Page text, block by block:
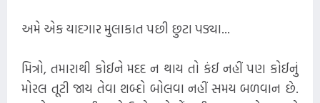
અમે એક યાદગાર મુલાકાત પછી છુટા પડ્યા...
મિત્રો, તમારાથી કોઈને મદદ ન થાય તો કંઈ નહીં પણ કોઈનું
મોરલ તૂટી જાય તેવા શબ્દો બોલવા નહીં સમય બળવાન છે.